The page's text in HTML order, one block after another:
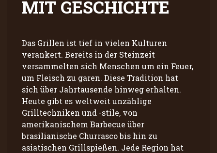
MIT GESCHICHTE
Das Grillen ist tief in vielen Kulturen
verankert. Bereits in der Steinzeit
versammelten sich Menschen um ein Feuer,
um Fleisch zu garen. Diese Tradition hat
sich über Jahrtausende hinweg erhalten.
Heute gibt es weltweit unzählige
Grilltechniken und -stile, von
amerikanischem Barbecue über
brasilianische Churrasco bis hin zu
asiatischen Grillspießen. Jede Region hat